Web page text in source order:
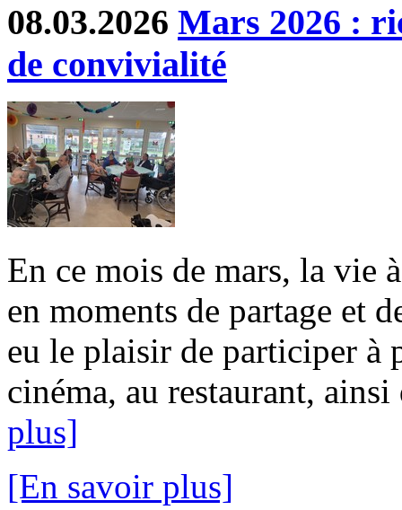
08.03.2026 Mars 2026 :
de convivialité
En ce mois de mars, la vie
en moments de partage et
eu le plaisir de participer à
cinéma, au restaurant,
plus]
[En savoir plus]